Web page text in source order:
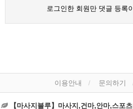
로그인한 회원만 댓글 등록
이용안내 문의하기
【마사지블루】마사지,건마,안마,스포